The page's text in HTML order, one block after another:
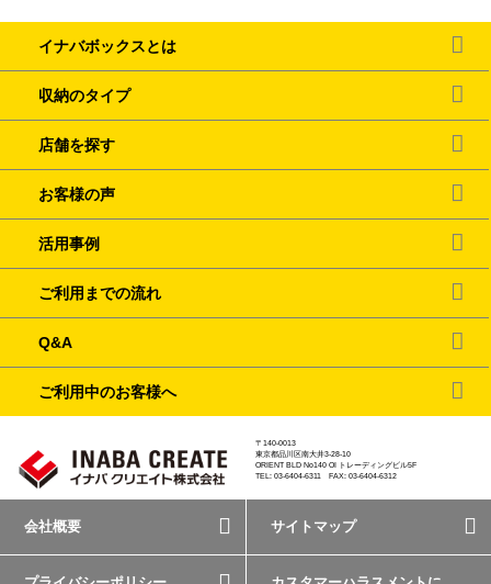
イナバボックスとは
収納のタイプ
店舗を探す
お客様の声
活用事例
ご利用までの流れ
Q&A
ご利用中のお客様へ
〒140-0013
東京都品川区南大井3-28-10
ORIENT BLD No140 OI トレーディングビル5F
TEL: 03-6404-6311 FAX: 03-6404-6312
会社概要 サイトマップ